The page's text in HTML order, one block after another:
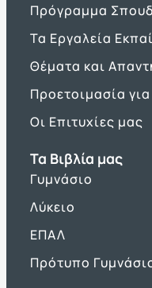
Πρόγραμμα
Τα Εργαλεία
Θέματα και
Προετοιμασία
Οι Επιτυχίες μας
Τα Βιβλία μας
Γυμνάσιο
Λύκειο
ΕΠΑΛ
Πρότυπο